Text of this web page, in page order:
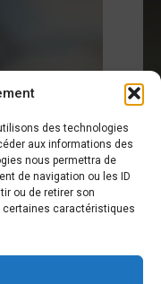
des technologies
aux informations des
nous permettra de
de navigation ou les ID
ou de retirer son
caractéristiques